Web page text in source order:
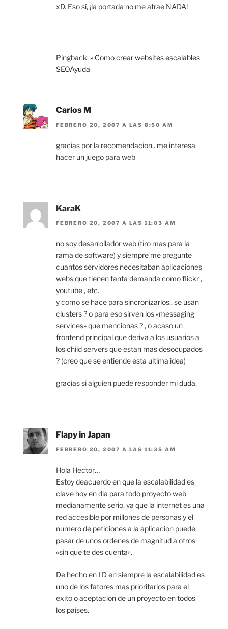
xD. Eso sí, ¡la portada no me atrae NADA!
Pingback: » Como crear websites escalables
SEOAyuda
Carlos M
FEBRERO 20, 2007 A LAS 8:50 AM
gracias por la recomendacion.. me interesa
hacer un juego para web
KaraK
FEBRERO 20, 2007 A LAS 11:03 AM
no soy desarrollador web (tiro mas para la
rama de software) y siempre me pregunte
cuantos servidores necesitaban aplicaciones
webs que tienen tanta demanda como flickr ,
youtube , etc.
y como se hace para sincronizarlos.. se usan
clusters ? o para eso sirven los «messaging
services» que mencionas ? , o acaso un
frontend principal que deriva a los usuarios a
los child servers que estan mas desocupados
? (creo que se entiende esta ultima idea)
gracias si alguien puede responder mi duda.
Flapy in Japan
FEBRERO 20, 2007 A LAS 11:35 AM
Hola Hector…
Estoy deacuerdo en que la escalabilidad es
clave hoy en dia para todo proyecto web
medianamente serio, ya que la internet es una
red accesible por millones de personas y el
numero de peticiones a la aplicacion puede
pasar de unos ordenes de magnitud a otros
«sin que te des cuenta».
De hecho en I D en siempre la escalabilidad es
uno de los fatores mas prioritarios para el
exito o aceptacion de un proyecto en todos
los paises.